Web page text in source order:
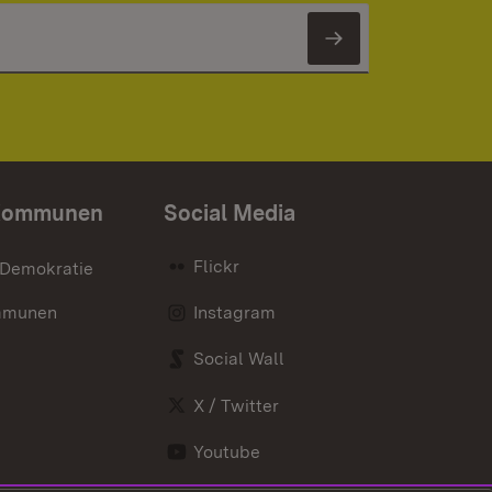
Newsletter
Social Media
Flickr
Instagram
Social Wall
X / Twitter
Youtube